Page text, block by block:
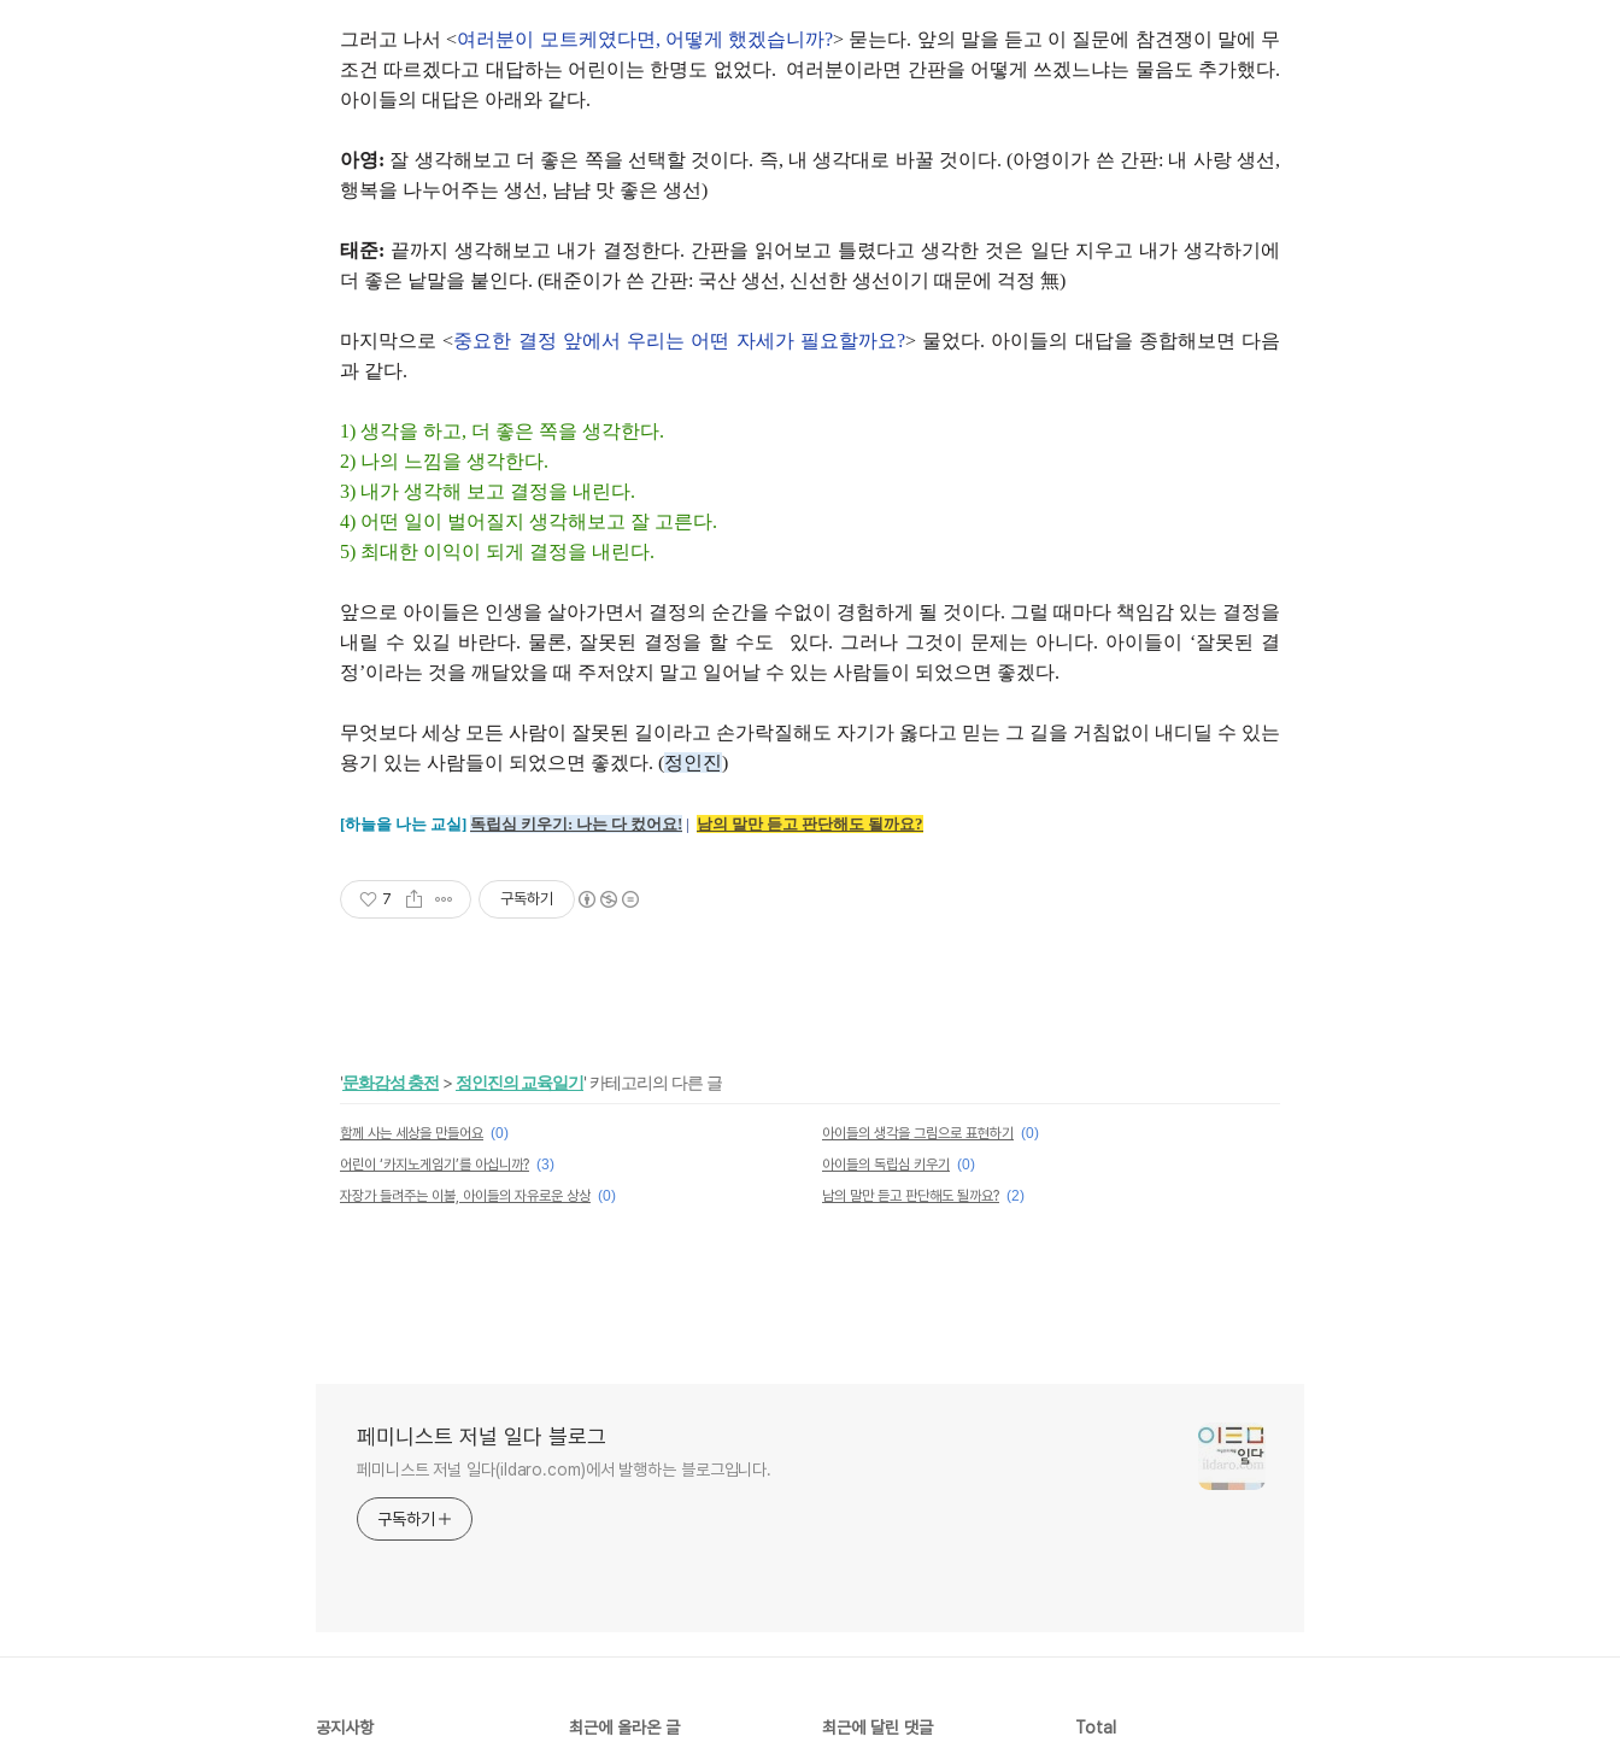
그러고 나서 <여러분이 모트케였다면, 어떻게 했겠습니까?> 묻는다. 앞의 말을 듣고 이 질문에 참견쟁이 말에 무
조건 따르겠다고 대답하는 어린이는 한명도 없었다. 여러분이라면 간판을 어떻게 쓰겠느냐는 물음도 추가했다.
아이들의 대답은 아래와 같다.
아영: 잘 생각해보고 더 좋은 쪽을 선택할 것이다. 즉, 내 생각대로 바꿀 것이다. (아영이가 쓴 간판: 내 사랑 생선,
행복을 나누어주는 생선, 냠냠 맛 좋은 생선)
태준: 끝까지 생각해보고 내가 결정한다. 간판을 읽어보고 틀렸다고 생각한 것은 일단 지우고 내가 생각하기에
더 좋은 낱말을 붙인다. (태준이가 쓴 간판: 국산 생선, 신선한 생선이기 때문에 걱정 無)
마지막으로 <중요한 결정 앞에서 우리는 어떤 자세가 필요할까요?> 물었다. 아이들의 대답을 종합해보면 다음
과 같다.
1) 생각을 하고, 더 좋은 쪽을 생각한다.
2) 나의 느낌을 생각한다.
3) 내가 생각해 보고 결정을 내린다.
4) 어떤 일이 벌어질지 생각해보고 잘 고른다.
5) 최대한 이익이 되게 결정을 내린다.
앞으로 아이들은 인생을 살아가면서 결정의 순간을 수없이 경험하게 될 것이다. 그럴 때마다 책임감 있는 결정을
내릴 수 있길 바란다. 물론, 잘못된 결정을 할 수도 있다. 그러나 그것이 문제는 아니다. 아이들이 ‘잘못된 결
정’이라는 것을 깨달았을 때 주저앉지 말고 일어날 수 있는 사람들이 되었으면 좋겠다.
무엇보다 세상 모든 사람이 잘못된 길이라고 손가락질해도 자기가 옳다고 믿는 그 길을 거침없이 내디딜 수 있는
용기 있는 사람들이 되었으면 좋겠다. (정인진)
[하늘을 나는 교실] 독립심 키우기: 나는 다 컸어요! | 남의 말만 듣고 판단해도 될까요?
7 구독하기
'문화감성 충전 > 정인진의 교육일기' 카테고리의 다른 글
함께 사는 세상을 만들어요 (0) 아이들의 생각을 그림으로 표현하기
(0)
어린이 ‘카지노게임기’를 아십니까? (3) 아이들의 독립심 키우기
(0)
자장가 들려주는 이불, 아이들의 자유로운 상상 (0) 남의 말만 듣고 판단해도 될까요? (2)
페미니스트 저널 일다 블로그
페미니스트 저널 일다(ildaro.com)에서 발행하는 블로그입니다.
구독하기
공지사항 최근에 올라온 글 최근에 달린 댓글 Total